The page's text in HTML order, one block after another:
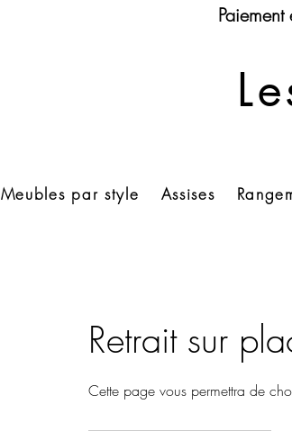
Meubles par style Assises
Retrait sur
Cette page vous permettra de